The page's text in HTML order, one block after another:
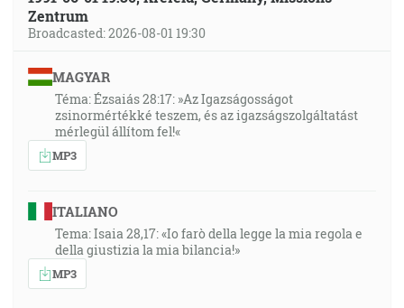
Zentrum
Broadcasted: 2026-08-01 19:30
MAGYAR
Téma: Ézsaiás 28:17: »Az Igazságosságot
zsinormértékké teszem, és az igazságszolgáltatást
mérlegül állítom fel!«
MP3
ITALIANO
Tema: Isaia 28,17: «Io farò della legge la mia regola e
della giustizia la mia bilancia!»
MP3